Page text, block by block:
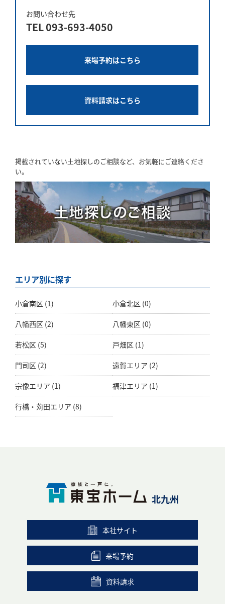
お問い合わせ先
TEL093-693-4050
来場予約はこちら
資料請求はこちら
掲載されていない土地探しのご相談など、お気軽にご連絡くださ
い。
エリア別に探す
小倉南区 (1) 小倉北区 (0)
八幡西区 (2) 八幡東区 (0)
若松区 (5) 戸畑区 (1)
門司区 (2) 遠賀エリア (2)
宗像エリア (1) 福津エリア (1)
行橋・苅田エリア (8)
北九州
本社サイト
来場予約
資料請求